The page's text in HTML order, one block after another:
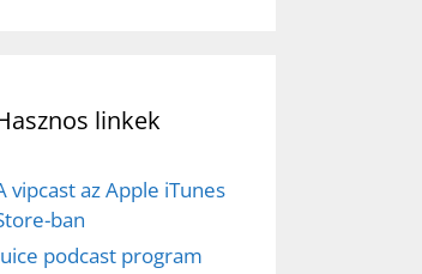
linkek
vipcast az Apple iTunes
ban
podcast program